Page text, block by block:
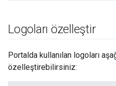
Logoları özelleştir
Portalda kullanılan logoları
özelleştirebilirsiniz: